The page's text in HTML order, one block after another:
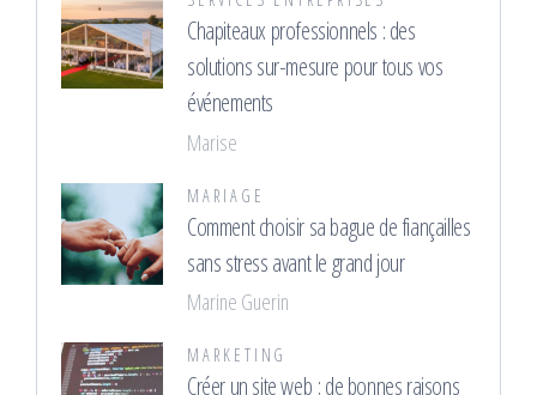
Chapiteaux professionnels : des
solutions sur-mesure pour tous vos
événements
Marise
MARIAGE
Comment choisir sa bague de fiançailles
sans stress avant le grand jour
Marine Guerin
MARKETING
Créer un site web : de bonnes raisons